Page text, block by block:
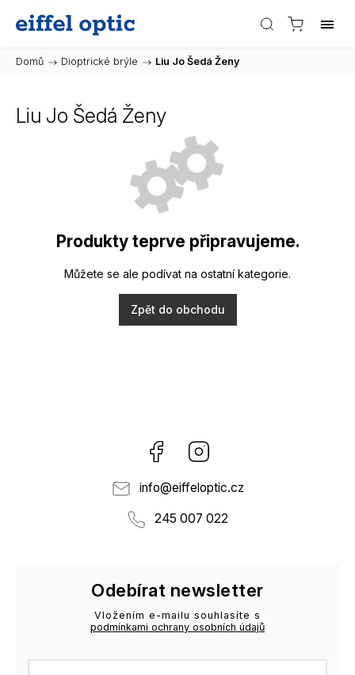
Domů / Dioptrické brýle / Liu Jo Šedá Ženy
Liu Jo Šedá Ženy
Produkty teprve připravujeme.
Můžete se ale podívat na ostatní kategorie.
Zpět do obchodu
Facebook
info@eiffeloptic.cz
245 007 022
Odebírat newsletter
Vložením e-mailu souhlasíte s
podmínkami ochrany osobních údajů